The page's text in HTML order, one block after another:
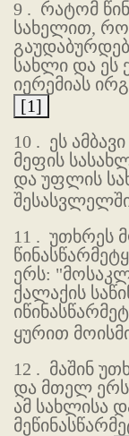
9 . რატომ
სახელით,
სახლი და ეს
იერემიას
[1]
10 . ეს
მეფის
და უფლის
11 . უთხრეს
ერს:
ქალაქის
ყურით
12 . მაშინ
და მთელ
ამ სახლისა